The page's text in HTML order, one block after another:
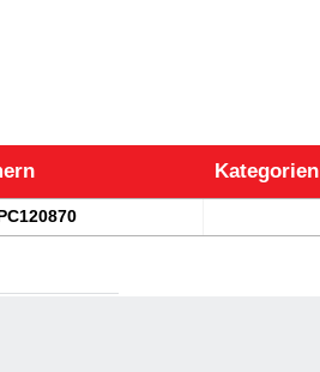
Kategorien
PC120870